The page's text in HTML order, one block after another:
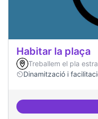
Habitar la plaça
Treballem el pla
Dinamització i